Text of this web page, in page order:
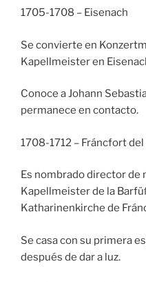
1705-1708 – Eisenach
Se convierte en
Kapellmeister en
Conoce a Johann
permanece en contacto.
1708-1712 – Fráncfort
Es nombrado director de
Kapellmeister de la
Katharinenkirche de
Se casa con su primera
después de dar a luz.